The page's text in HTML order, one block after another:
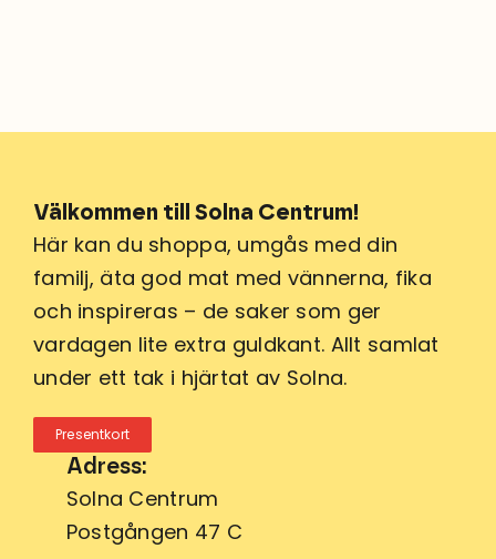
Välkommen till Solna Centrum!
Här kan du shoppa, umgås med din
familj, äta god mat med vännerna, fika
och inspireras – de saker som ger
vardagen lite extra guldkant. Allt samlat
under ett tak i hjärtat av Solna.
Presentkort
Adress:
Solna Centrum
Postgången 47 C